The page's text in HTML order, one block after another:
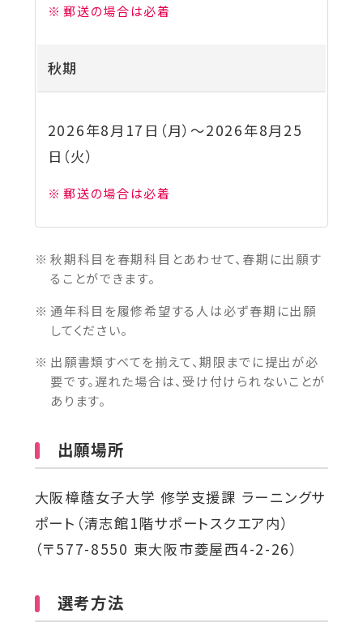
郵送の場合は必着
秋期
2026年8月17日（月） ～2026年8月25
日（火）
郵送の場合は必着
秋期科目を春期科目とあわせて、春期に出願す
ることができます。
通年科目を履修希望する人は必ず春期に出願
してください。
出願書類すべてを揃えて、期限までに提出が必
要です。遅れた場合は、受け付けられないことが
あります。
出願場所
大阪樟蔭女子大学 修学支援課 ラーニングサ
ポート（清志館1階サポートスクエア内）
（〒577-8550 東大阪市菱屋西4-2-26）
選考方法